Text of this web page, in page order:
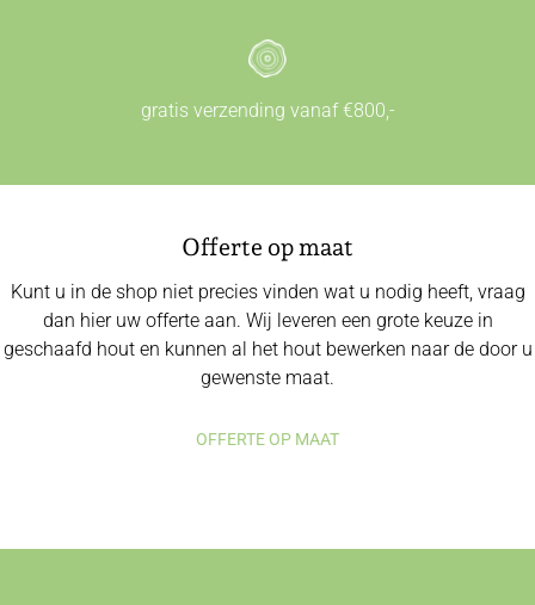
gratis verzending vanaf €800,-
Offerte op maat
Kunt u in de shop niet precies vinden wat u nodig heeft, vraag
dan hier uw offerte aan. Wij leveren een grote keuze in
geschaafd hout en kunnen al het hout bewerken naar de door u
gewenste maat.
OFFERTE OP MAAT